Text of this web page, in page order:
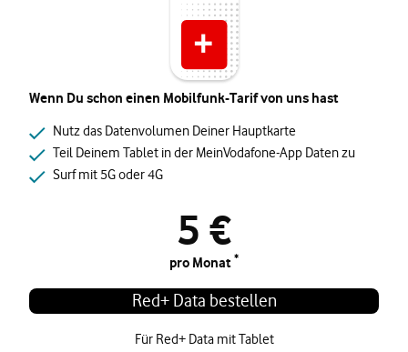
Wenn Du schon einen Mobilfunk-Tarif von uns hast
Nutz das Datenvolumen Deiner Hauptkarte
Teil Deinem Tablet in der MeinVodafone-App Daten zu
Surf mit 5G oder 4G
5 €
pro Monat *
Red+ Data bestellen
Für Red+ Data mit Tablet